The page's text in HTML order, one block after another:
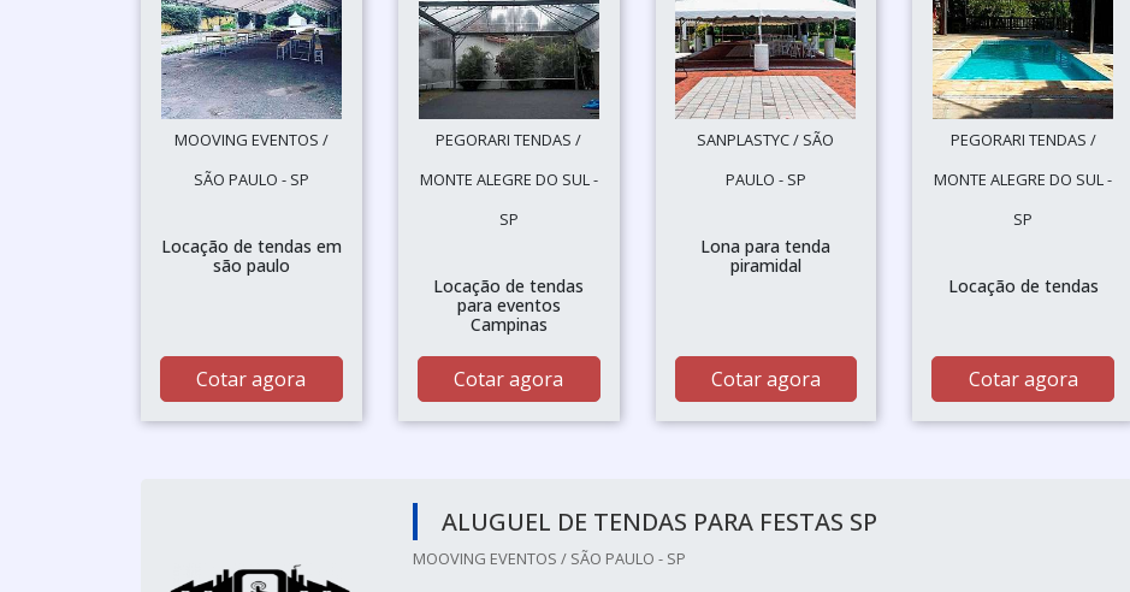
MOOVING EVENTOS /
SÃO PAULO - SP
Locação de tendas em
são paulo
Cotar agora
PEGORARI TENDAS /
MONTE ALEGRE DO SUL -
SP
Locação de tendas
para eventos
Campinas
Cotar agora
SANPLASTYC / SÃO
PAULO - SP
Lona para tenda
piramidal
Cotar agora
PEGORARI TENDAS /
MONTE ALEGRE DO SUL -
SP
Locação de tendas
Cotar agora
ALUGUEL DE TENDAS PARA FESTAS SP
MOOVING EVENTOS / SÃO PAULO - SP